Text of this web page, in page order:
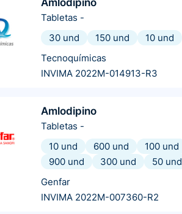
Amlodipino
Tabletas -
30 und
150 und
10 und
Tecnoquímicas
INVIMA 2022M-014913-R3
Amlodipino
Tabletas -
10 und
600 und 100 und
900 und
300 und
50 und
Genfar
INVIMA 2022M-007360-R2